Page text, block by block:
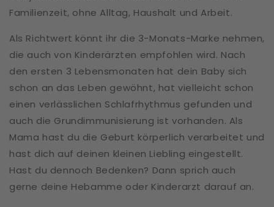
Familienzeit, ohne Alltag, Haushalt und Arbeit.
Als Richtwert könnt ihr die 3-Monats-Marke nehmen,
die auch von Kinderärzten empfohlen wird. Nach
den ersten 3 Lebensmonaten hat dein Baby sich
schon an das Leben gewöhnt, hat vielleicht schon
einen verlässlichen Schlafrhythmus gefunden und
auch die Grundimmunisierung ist vorhanden. Als
Mama hast du die Geburt körperlich verarbeitet und
hast dich auf deinen kleinen Liebling eingestellt.
Hast du dennoch Bedenken? Dann sprich auch
gerne deine Hebamme oder Kinderarzt darauf an.